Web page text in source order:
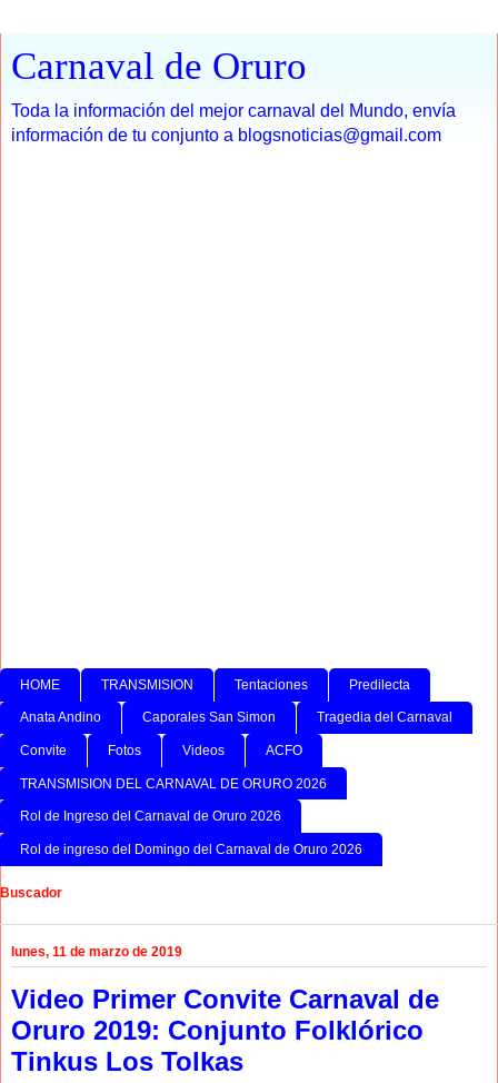
Carnaval de Oruro
Toda la información del mejor carnaval del Mundo, envía
información de tu conjunto a blogsnoticias@gmail.com
HOME TRANSMISION Tentaciones Predilecta
Anata Andino Caporales San Simon Tragedia del Carnaval
Convite Fotos Videos ACFO
TRANSMISION DEL CARNAVAL DE ORURO 2026
Rol de Ingreso del Carnaval de Oruro 2026
Rol de ingreso del Domingo del Carnaval de Oruro 2026
Buscador
lunes, 11 de marzo de 2019
Video Primer Convite Carnaval de
Oruro 2019: Conjunto Folklórico
Tinkus Los Tolkas